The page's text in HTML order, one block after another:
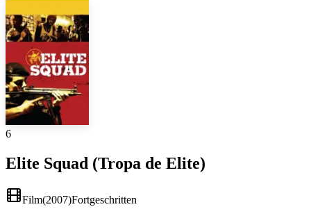
6
Elite Squad (Tropa de Elite)
Film(2007)Fortgeschritten